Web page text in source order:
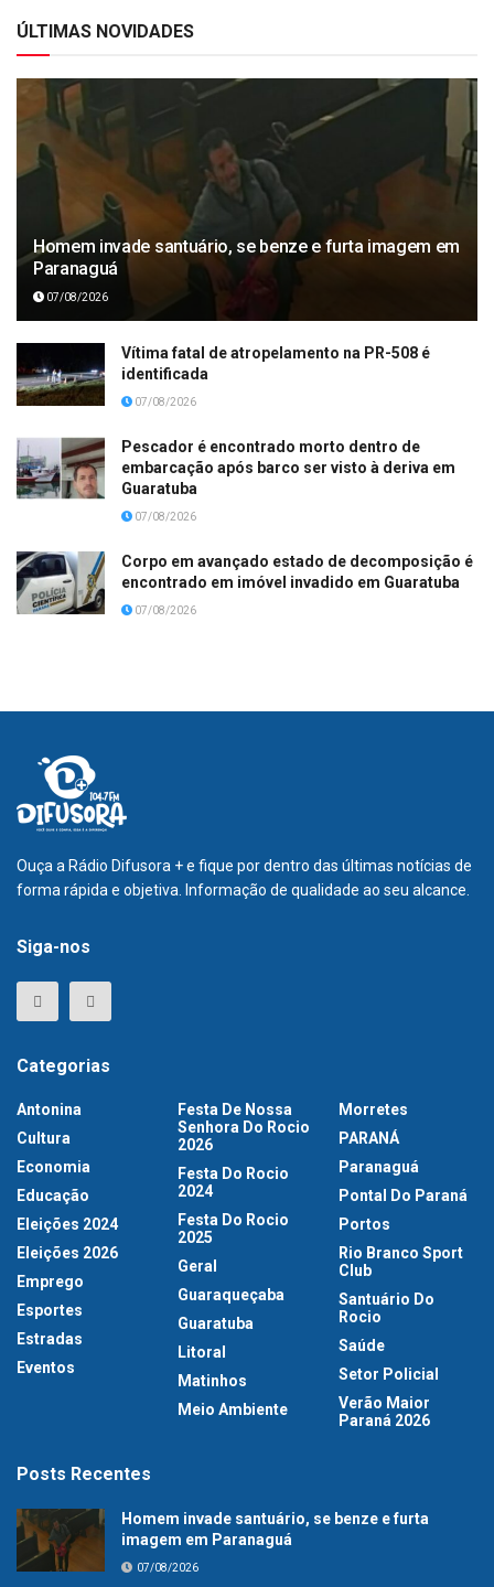
ÚLTIMAS NOVIDADES
Homem invade santuário, se benze e furta imagem em
Paranaguá
07/08/2026
Vítima fatal de atropelamento na PR-508 é
identificada
07/08/2026
Pescador é encontrado morto dentro de
embarcação após barco ser visto à deriva em
Guaratuba
07/08/2026
Corpo em avançado estado de decomposição é
encontrado em imóvel invadido em Guaratuba
07/08/2026
Ouça a Rádio Difusora + e fique por dentro das últimas notícias de
forma rápida e objetiva. Informação de qualidade ao seu alcance.
Siga-nos
Categorias
Antonina
Cultura
Economia
Educação
Eleições 2024
Eleições 2026
Emprego
Esportes
Estradas
Eventos
Festa De Nossa
Senhora Do Rocio
2026
Festa Do Rocio
2024
Festa Do Rocio
2025
Geral
Guaraqueçaba
Guaratuba
Litoral
Matinhos
Meio Ambiente
Morretes
PARANÁ
Paranaguá
Pontal Do Paraná
Portos
Rio Branco Sport
Club
Santuário Do
Rocio
Saúde
Setor Policial
Verão Maior
Paraná 2026
Posts Recentes
Homem invade santuário, se benze e furta
imagem em Paranaguá
07/08/2026